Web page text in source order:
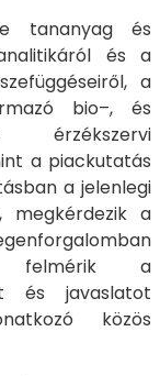
tananyag és
és a
a
bio–, és
érzékszervi
a piackutatás
a jelenlegi
megkérdezik a
felmérik a
és javaslatot
közös